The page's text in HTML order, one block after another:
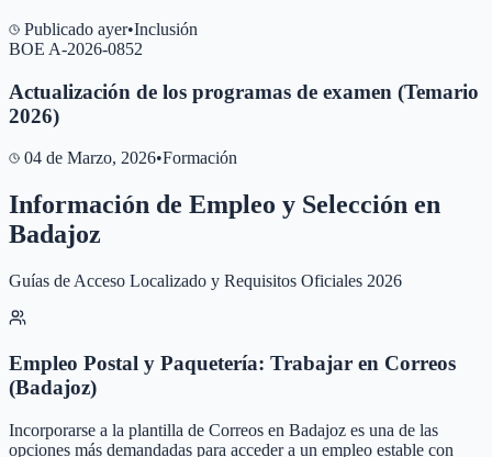
Publicado ayer•Inclusión
BOE A-2026-0852
Actualización de los programas de examen (Temario
2026)
04 de Marzo, 2026•Formación
Información de Empleo y Selección en
Badajoz
Guías de Acceso Localizado y Requisitos Oficiales 2026
Empleo Postal y Paquetería: Trabajar en Correos
(Badajoz)
Incorporarse a la plantilla de Correos en Badajoz es una de las
opciones más demandadas para acceder a un empleo estable con